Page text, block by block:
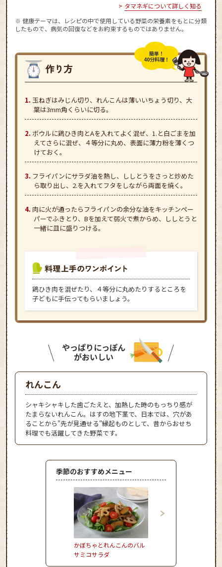
タマネギについて詳しく知る
※ 健康テーマは、レシピの中で使用している野菜の栄養素をもとに分類
したもので、病気の回復などをお約束するものではありません。
簡単！
40分料理！
玉ねぎはみじん切り、れんこんは薄いいちょう切り、大
葉は3mm角くらいに切る。
ボウルに鶏ひき肉とAを入れてよく混ぜ、1.と白ごまを加
えてさらに混ぜ、４等分に丸め、表面に薄力粉を薄くつ
けておく。
フライパンにサラダ油を熱し、ししとうをさっと炒めた
ら取り出し、2.を入れてフタをしながら両面を焼く。
肉に火が通ったらフライパンの余分な油をキッチンペー
パーでふきとり、Bを加えて弱火で煮からめ、ししとうと
一緒に皿に盛りつける。
鶏ひき肉を混ぜたり、４等分に丸めたりするところを
子どもに手伝ってもらいましょう。
やっぱりにっぽん
がおいしい
れんこん
シャキシャキした歯ごたえと、加熱した時のもっちり感が
たまらないれんこん。はすの地下茎で、日本では、穴があ
ることから"先が見通せる"縁起ものとして、昔からおせち
料理でも活躍してきた野菜です。
季節のおすすめメニュー
かぼちゃとれんこんのバル
サミコサラダ
とうもろこしとハムの